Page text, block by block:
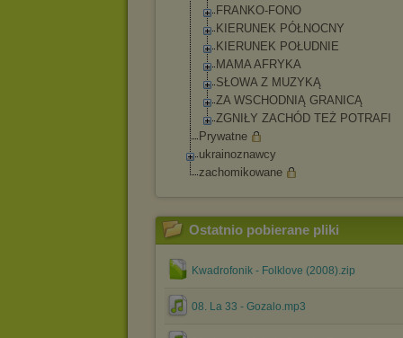
FRANKO-FONO
KIERUNEK PÓŁNOCNY
KIERUNEK POŁUDNIE
MAMA AFRYKA
SŁOWA Z MUZYKĄ
ZA WSCHODNIĄ GRANICĄ
ZGNIŁY ZACHÓD TEŻ POTRAFI
Prywatne
ukrainoznawcy
zachomikowane
Ostatnio pobierane pliki
Kwadrofonik - Folklove (2008).zip
08. La 33 - Gozalo.mp3